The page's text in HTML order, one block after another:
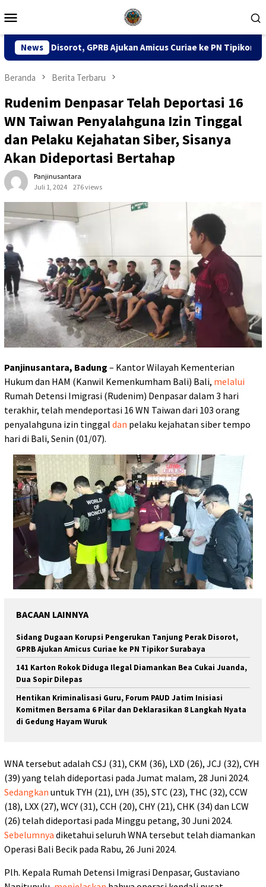
ke
Mobile
News
Ajukan Amicus Curiae ke PN Tipikor Surabaya 141
Beranda Berita Terbaru
Rudenim Denpasar Telah Deportasi 16
WN Taiwan Penyalahguna Izin Tinggal
dan Pelaku Kejahatan Siber, Sisanya
Akan Dideportasi Bertahap
Panjinusantara
Juli 1, 2024
276 views
Panjinusantara, Badung – Kantor Wilayah Kementerian
Hukum dan HAM (Kanwil Kemenkumham Bali) Bali, melalui
Rumah Detensi Imigrasi (Rudenim) Denpasar dalam 3 hari
terakhir, telah mendeportasi 16 WN Taiwan dari 103 orang
penyalahguna izin tinggal dan pelaku kejahatan siber tempo
hari di Bali, Senin (01/07).
BACAAN LAINNYA
Sidang Dugaan Korupsi Pengerukan Tanjung Perak Disorot,
GPRB Ajukan Amicus Curiae ke PN Tipikor Surabaya
141 Karton Rokok Diduga Ilegal Diamankan Bea Cukai Juanda,
Dua Sopir Dilepas
Hentikan Kriminalisasi Guru, Forum PAUD Jatim Inisiasi
Komitmen Bersama 6 Pilar dan Deklarasikan 8 Langkah Nyata
di Gedung Hayam Wuruk
WNA tersebut adalah CSJ (31), CKM (36), LXD (26), JCJ (32), CYH
(39) yang telah dideportasi pada Jumat malam, 28 Juni 2024.
Sedangkan untuk TYH (21), LYH (35), STC (23), THC (32), CCW
(18), LXX (27), WCY (31), CCH (20), CHY (21), CHK (34) dan LCW
(26) telah dideportasi pada Minggu petang, 30 Juni 2024.
Sebelumnya diketahui seluruh WNA tersebut telah diamankan
Operasi Bali Becik pada Rabu, 26 Juni 2024.
Plh. Kepala Rumah Detensi Imigrasi Denpasar, Gustaviano